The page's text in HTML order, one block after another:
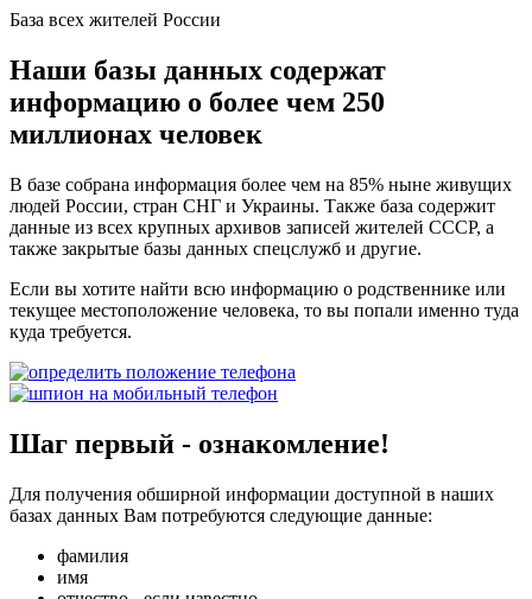
База всех жителей России
Наши базы данных содержат
информацию о более чем 250
миллионах человек
В базе собрана информация более чем на 85% ныне живущих
людей России, стран СНГ и Украины. Также база содержит
данные из всех крупных архивов записей жителей СССР, а
также закрытые базы данных спецслужб и другие.
Если вы хотите найти всю информацию о родственнике или
текущее местоположение человека, то вы попали именно туда
куда требуется.
Шаг первый - ознакомление!
Для получения обширной информации доступной в наших
базах данных Вам потребуются следующие данные:
фамилия
имя